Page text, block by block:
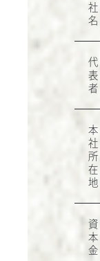
社
名
代
表
者
本
社
所
在
地
資
本
金